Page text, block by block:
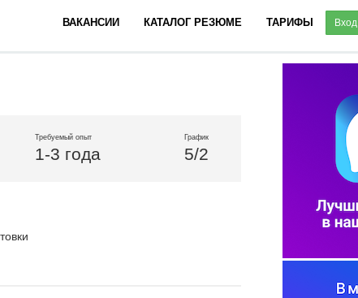
ВАКАНСИИ КАТАЛОГ РЕЗЮМЕ ТАРИФЫ Вход
Требуемый опыт
1-3 года
График
5/2